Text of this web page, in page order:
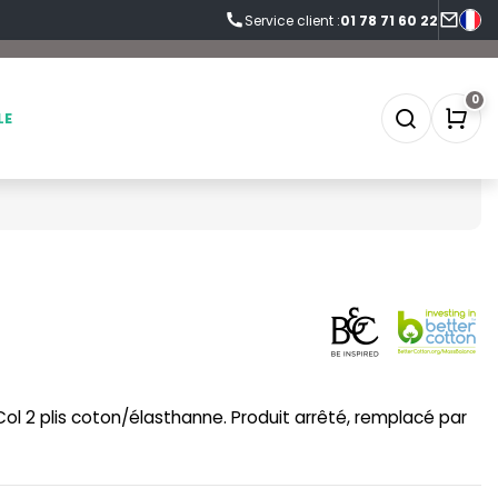
Service client :01 78 71 60 22
SWEAT-SHIRT
TEE-SHIRT
SPLASHMACS
STEDMAN
0
2 plis coton/élasthanne. Produit arrêté, remplacé par